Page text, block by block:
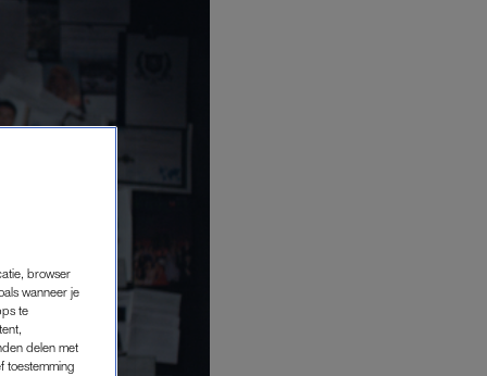
browser
wanneer je
te
delen met
toestemming